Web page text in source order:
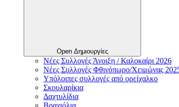
Open Δημιουργίες
Νέες Συλλογές Άνοιξη / Καλοκαίρι 2026
Νέες Συλλογές Φθινόπωρο/Χειμώνας
Υπόλοιπες συλλογές από ορείχαλκο
Σκουλαρίκια
Δαχτυλίδια